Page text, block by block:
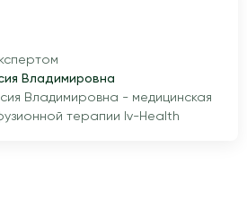
Владимировна
Владимировна - медицинская
терапии Iv-Health